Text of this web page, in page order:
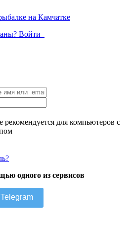
Войти
рекомендуется для компьютеров с
одного из сервисов